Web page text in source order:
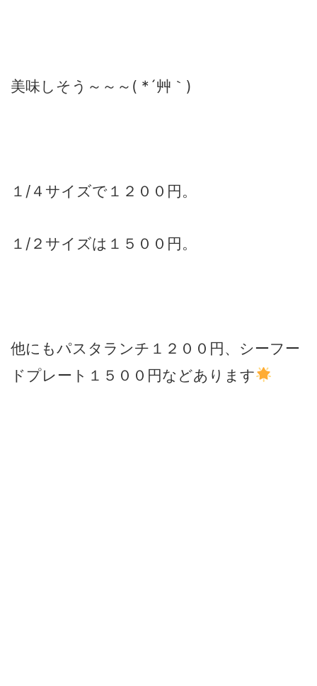
美味しそう～～～( *´艸｀)
１/４サイズで１２００円。
１/２サイズは１５００円。
他にもパスタランチ１２００円、シーフー
ドプレート１５００円などあります